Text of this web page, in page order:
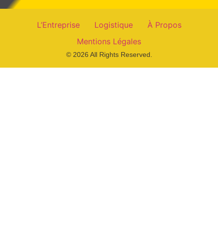
L’Entreprise Logistique
À Propos
Mentions Légales
© 2026 All Rights Reserved.